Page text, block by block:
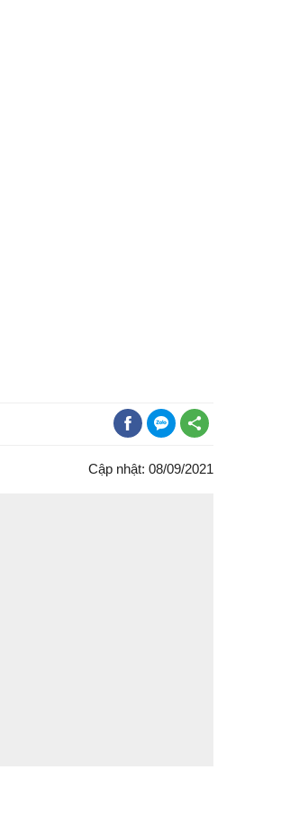
Cập nhật: 08/09/2021